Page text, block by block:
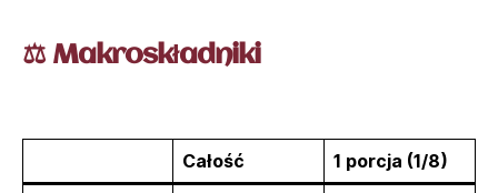
⚖️ Makroskładniki
Całość 1 porcja (1/8)